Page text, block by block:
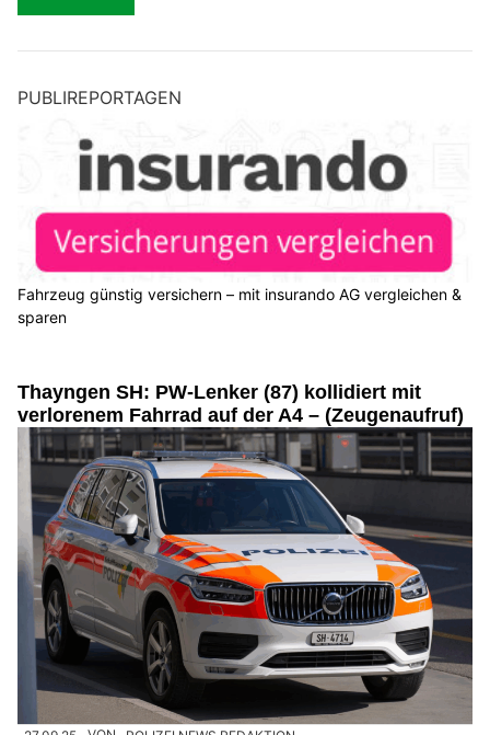
PUBLIREPORTAGEN
Fahrzeug günstig versichern – mit insurando AG vergleichen &
sparen
Thayngen SH: PW-Lenker (87) kollidiert mit
verlorenem Fahrrad auf der A4 – (Zeugenaufruf)